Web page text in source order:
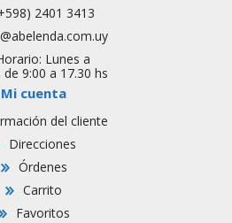
2401 3413
Lunes a
de 9:00 a 17.30 hs
Mi cuenta
del cliente
Direcciones
Órdenes
Carrito
Favoritos